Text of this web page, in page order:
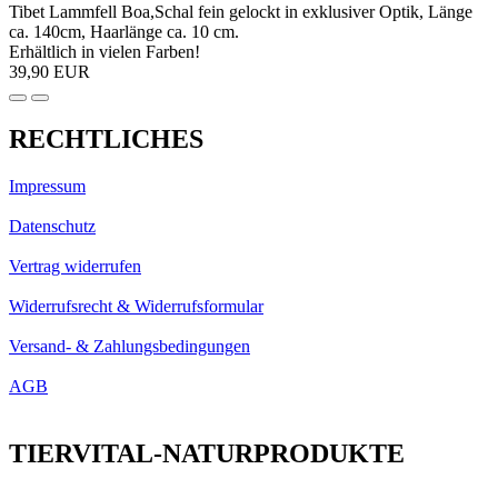
Tibet Lammfell Boa,Schal fein gelockt in exklusiver Optik, Länge
ca. 140cm, Haarlänge ca. 10 cm.
Erhältlich in vielen Farben!
39,90 EUR
RECHTLICHES
Impressum
Datenschutz
Vertrag widerrufen
Widerrufsrecht & Widerrufsformular
Versand- & Zahlungsbedingungen
AGB
TIERVITAL-NATURPRODUKTE